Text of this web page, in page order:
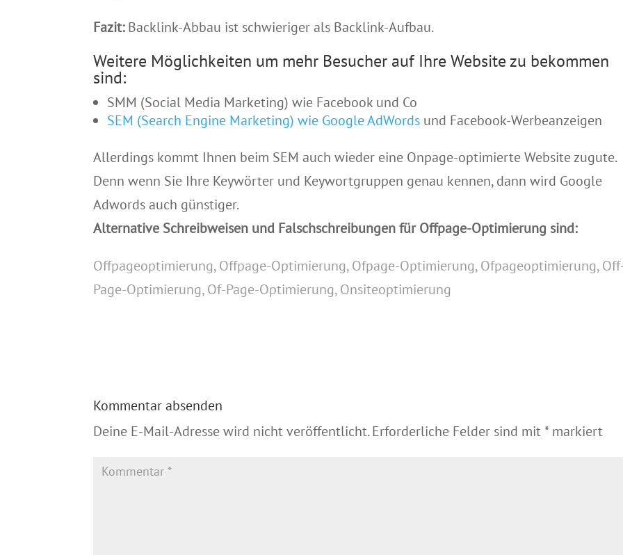
Fazit:Backlink-Abbau ist schwieriger als Backlink-Aufbau.
Weitere Möglichkeiten um mehr Besucher auf Ihre Website zu bekommen
sind:
SMM (Social Media Marketing) wie Facebook und Co
SEM (Search Engine Marketing) wie Google AdWords und Facebook-Werbeanzeigen
Allerdings kommt Ihnen beim SEM auch wieder eine Onpage-optimierte Website zugute.
Denn wenn Sie Ihre Keywörter und Keywortgruppen genau kennen, dann wird Google
Adwords auch günstiger.
Alternative Schreibweisen und Falschschreibungen für Offpage-Optimierung sind:
Offpageoptimierung, Offpage-Optimierung, Ofpage-Optimierung, Ofpageoptimierung,
Page-Optimierung, Of-Page-Optimierung, Onsiteoptimierung
Kommentar absenden
Deine E-Mail-Adresse wird nicht veröffentlicht. Erforderliche Felder sind mit*markiert